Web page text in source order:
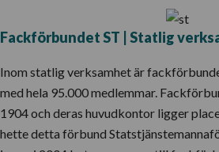
Fackförbundet ST | Statlig
Inom statlig verksamhet är
med hela 95.000 medlemmar.
1904 och deras huvudkontor ligger
hette detta förbund